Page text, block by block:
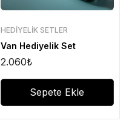
HEDIYELIK SETLER
Van Hediyelik Set
2.060₺
Sepete Ekle